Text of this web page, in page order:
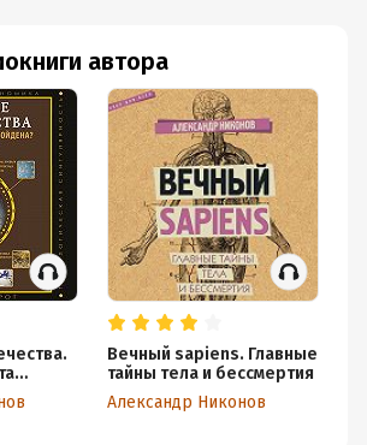
автора
Вечный sapiens. Главные
тайны тела и бессмертия
Александр Никонов